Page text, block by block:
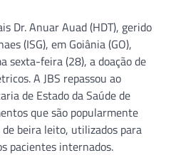
Dr. Anuar Auad (HDT), gerido
(ISG), em Goiânia (GO),
sexta-feira (28), a doação de
A JBS repassou ao
de Estado da Saúde de
que são popularmente
beira leito, utilizados para
pacientes internados.